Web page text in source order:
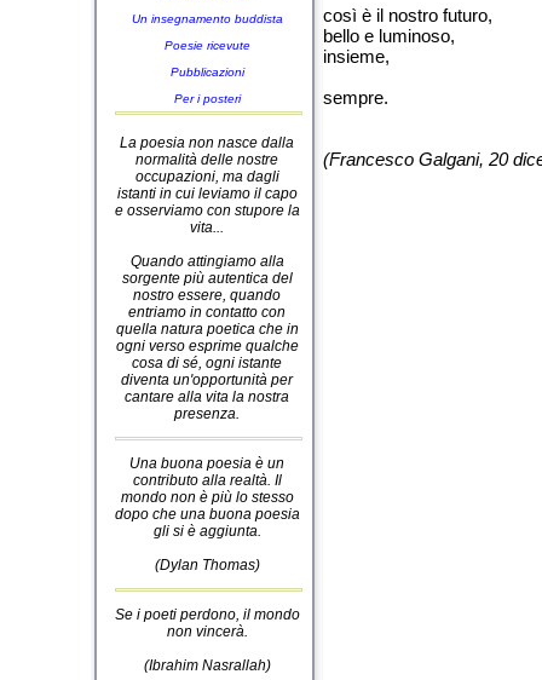
Un insegnamento buddista
Poesie ricevute
Pubblicazioni
Per i posteri
La poesia non nasce dalla
normalità delle nostre
occupazioni, ma dagli
istanti in cui leviamo il capo
e osserviamo con stupore la
vita...
Quando attingiamo alla
sorgente più autentica del
nostro essere, quando
entriamo in contatto con
quella natura poetica che in
ogni verso esprime qualche
cosa di sé, ogni istante
diventa un'opportunità per
cantare alla vita la nostra
presenza.
Una buona poesia è un
contributo alla realtà. Il
mondo non è più lo stesso
dopo che una buona poesia
gli si è aggiunta.
(Dylan Thomas)
Se i poeti perdono, il mondo
non vincerà.
(Ibrahim Nasrallah)
così è il nostro futuro,
bello e luminoso,
insieme,
sempre.
(Francesco Galgani, 20